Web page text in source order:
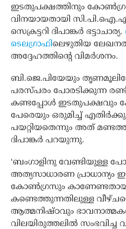
ഇടതുപക്ഷത്തിനും
വിനയായതായി
സെക്രട്ടറി ദിപാങ്കര്‍ ഭട്ടാചാര്യ.
ടെലഗ്രാഫിലെഴുതിയ
അദ്ദേഹത്തിന്റെ വിമര്‍ശനം.
ബി.ജെ.പിയേയും
പരസ്പരം പോരടിക്കുന്ന
കണ്ടപ്പോള്‍ ഇടതുപക്ഷവും
പേരെയും ഒരുമിച്ച്
പയറ്റിയതെന്നും അത്
ദിപാങ്കര്‍ പറയുന്നു.
‘ബംഗാളിനു വേണ്ടിയുള്ള
അത്യസാധാരണ പ്രാധാന്യം
കോണ്‍ഗ്രസും
കണ്ടെത്തുന്നതിലുള്ള
ആത്മനിഷ്ഠവും
വിലയിരുത്തലില്‍